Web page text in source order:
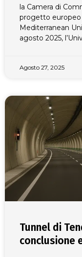
la Camera di
progetto europeo
Mediterranean
agosto 2025,
Agosto 27, 2025
Tunnel di
conclusione